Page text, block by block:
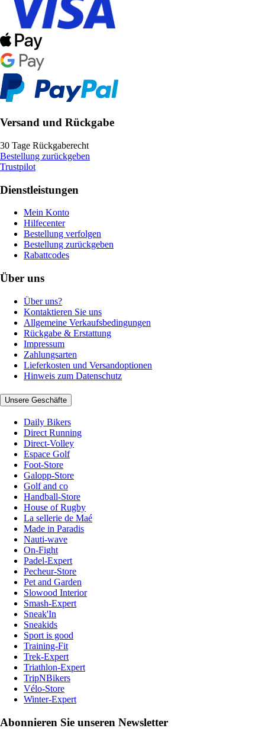
Versand und Rückgabe
30 Tage Rückgaberecht
Bestellung zurückgeben
Trustpilot
Dienstleistungen
Mein Konto
Hilfecenter
Bestellung verfolgen
Bestellung zurückgeben
Rabattcodes
Über uns
Über uns?
Kontaktieren Sie uns
Allgemeine Verkaufsbedingungen
Rückgabe & Erstattung
Impressum
Zahlungsarten
Lieferkosten und Versandoptionen
Hinweis zum Datenschutz
Unsere Geschäfte
Daily Bikers
Direct Running
Direct-Volley
Espace Golf
Foot-Store
Galopp-Store
Golf and co
Handball-Store
House of Rugby
La sellerie de Maé
Made in Paradis
Nauti-wave
On-Fight
Padel-Expert
Pecheur-Store
Pet and Garden
Slowood Interior
Smash-Expert
Sneak'In
Sneakids
Sport is good
Training-Fit
Trek-Expert
Triathlon-Expert
TripNBikers
Vélo-Store
Winter-Expert
Abonnieren Sie unseren Newsletter